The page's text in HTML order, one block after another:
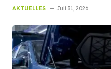
AKTUELLES Juli 31, 2026